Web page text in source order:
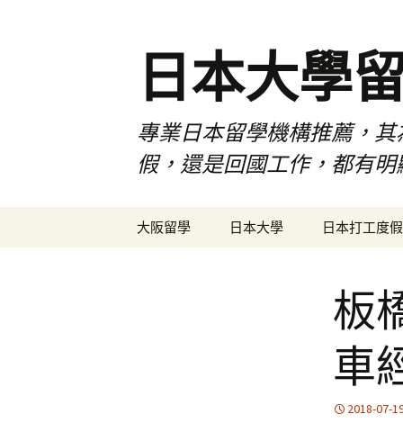
日本大學
專業日本留學機構推薦，
假，還是回國工作，都有
大阪留學 日本大學 日本打工度假
板
車
2018-07-